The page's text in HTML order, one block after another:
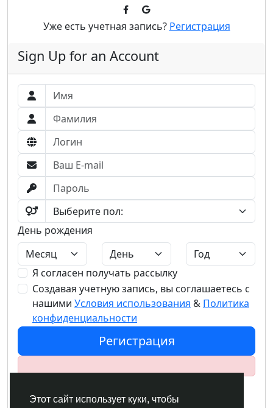
Этот сайт использует куки, чтобы
Уже есть учетная запись? Регистрация
Sign Up for an Account
День рождения
Я согласен получать рассылку
Создавая учетную запись, вы соглашаетесь с
нашими Условия использования & Политика
конфиденциальности
Регистрация
или